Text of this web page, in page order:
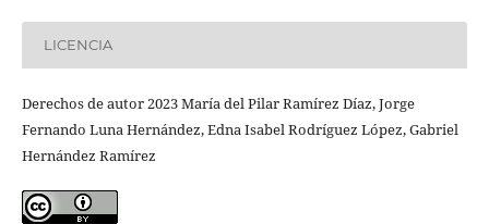
LICENCIA
Derechos de autor 2023 María del Pilar Ramírez Díaz, Jorge
Fernando Luna Hernández, Edna Isabel Rodríguez López, Gabriel
Hernández Ramírez